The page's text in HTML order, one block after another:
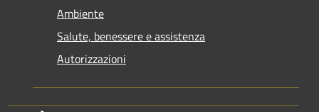
Ambiente
Salute, benessere e assistenza
Autorizzazioni